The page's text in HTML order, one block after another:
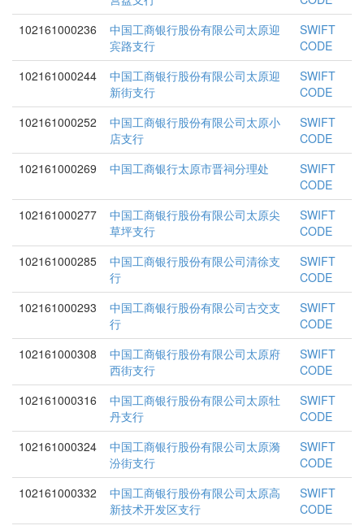
102161000236
中国工商银行股份有限公司太原迎
宾路支行
SWIFT
CODE
102161000244
中国工商银行股份有限公司太原迎
新街支行
SWIFT
CODE
102161000252
中国工商银行股份有限公司太原小
店支行
SWIFT
CODE
102161000269
中国工商银行太原市晋祠分理处
SWIFT
CODE
102161000277
中国工商银行股份有限公司太原尖
草坪支行
SWIFT
CODE
102161000285
中国工商银行股份有限公司清徐支
行
SWIFT
CODE
102161000293
中国工商银行股份有限公司古交支
行
SWIFT
CODE
102161000308
中国工商银行股份有限公司太原府
西街支行
SWIFT
CODE
102161000316
中国工商银行股份有限公司太原牡
丹支行
SWIFT
CODE
102161000324
中国工商银行股份有限公司太原漪
汾街支行
SWIFT
CODE
102161000332
中国工商银行股份有限公司太原高
新技术开发区支行
SWIFT
CODE